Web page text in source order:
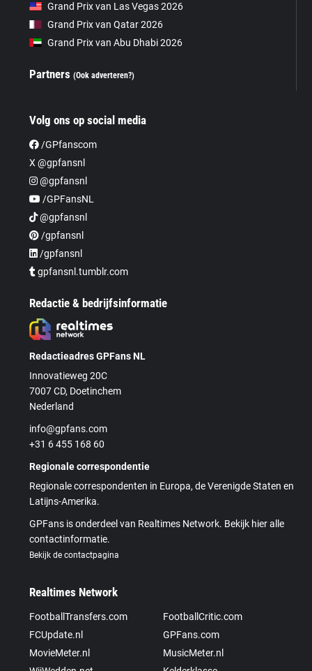
Grand Prix van Las Vegas 2026
Grand Prix van Qatar 2026
Grand Prix van Abu Dhabi 2026
Partners(Ook adverteren?)
Volg ons op social media
/GPfanscom
X @gpfansnl
@gpfansnl
/GPFansNL
@gpfansnl
/gpfansnl
/gpfansnl
gpfansnl.tumblr.com
Redactie & bedrijfsinformatie
Redactieadres GPFans NL
Innovatieweg 20C
7007 CD, Doetinchem
Nederland
info@gpfans.com
+31 6 455 168 60
Regionale correspondentie
Regionale correspondenten in Europa, de Verenigde Staten en
Latijns-Amerika.
GPFans is onderdeel van Realtimes Network. Bekijk hier alle
contactinformatie.
Bekijk de contactpagina
Realtimes Network
FootballTransfers.com
FootballCritic.com
FCUpdate.nl
GPFans.com
MovieMeter.nl
MusicMeter.nl